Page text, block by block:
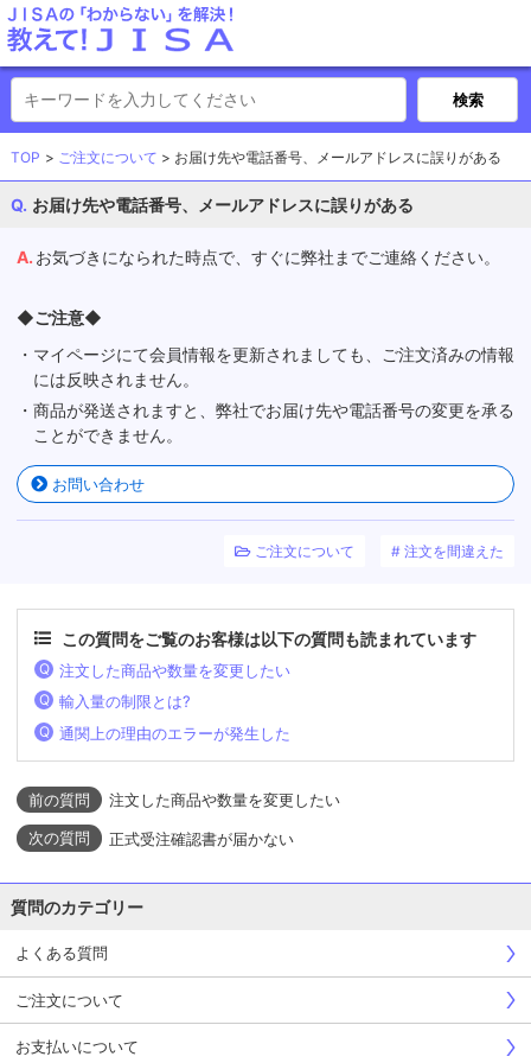
TOP ご注文について お届け先や電話番号、メールアドレスに誤りがある
お届け先や電話番号、メールアドレスに誤りがある
お気づきになられた時点で、すぐに弊社までご連絡ください。
◆ご注意◆
・マイページにて会員情報を更新されましても、ご注文済みの情報
には反映されません。
・商品が発送されますと、弊社でお届け先や電話番号の変更を承る
ことができません。
お問い合わせ
ご注文について 注文を間違えた
この質問をご覧のお客様は以下の質問も読まれています
注文した商品や数量を変更したい
輸入量の制限とは?
通関上の理由のエラーが発生した
注文した商品や数量を変更したい
正式受注確認書が届かない
質問のカテゴリー
よくある質問
ご注文について
お支払いについて